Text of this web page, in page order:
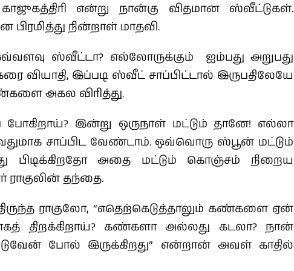
என்று நான்கு விதமான ஸ்வீட்டுகள்.
பிரமித்து நின்றாள் மாதவி.
ஸ்வீட்டா? எல்லோருக்கும் ஐம்பது அறுபது
வியாதி, இப்படி ஸ்வீட் சாப்பிட்டால் இருபதிலேயே
அகல விரித்து.
போகிறாய்? இன்று ஒருநாள் மட்டும் தானே! எல்லா
சாப்பிட வேண்டாம். ஒவ்வொரு ஸ்பூன் மட்டும்
பிடிக்கிறதோ அதை மட்டும் கொஞ்சம் நிறைய
ராகுலின் தந்தை.
ராகுலோ, “எதெற்கெடுத்தாலும் கண்களை ஏன்
திறக்கிறாய்? கண்களா அல்லது கடலா? நான்
போல் இருக்கிறது” என்றான் அவள் காதில்